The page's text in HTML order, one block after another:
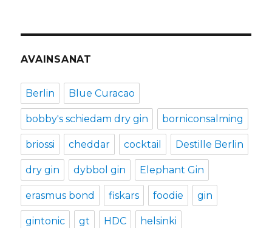
AVAINSANAT
Berlin Blue Curacao
bobby's schiedam dry gin borniconsalming
briossi cheddar cocktail Destille Berlin
dry gin dybbol gin Elephant Gin
erasmus bond fiskars foodie gin
gintonic gt HDC helsinki